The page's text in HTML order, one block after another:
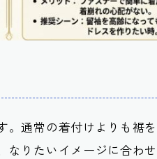
。通常の着付けよりも裾
りたいイメージに合わ